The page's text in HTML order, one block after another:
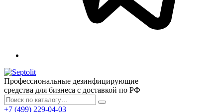
Профессиональные дезинфицирующие
средства для бизнеса с доставкой по РФ
+7 (499) 229-04-03